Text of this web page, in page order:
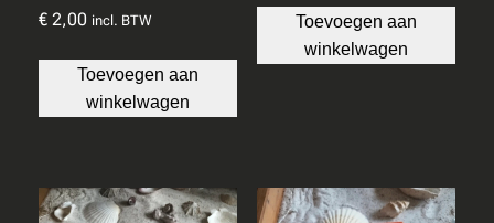
€2,00 incl. BTW
Toevoegen aan
winkelwagen
Toevoegen aan
winkelwagen